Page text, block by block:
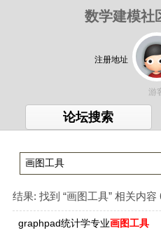
数学建模社
注册地址
游
论坛搜索
结果: 找到 “画图工具” 相关内容
graphpad统计学专业画图工具